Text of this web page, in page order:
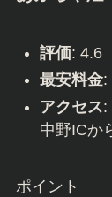
評価: 4.6
最安料金:
アクセス:
中野ICか
ポイント